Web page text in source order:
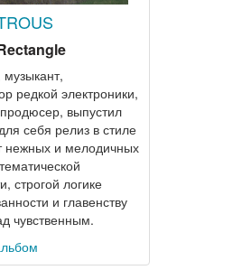
редкой электроники,
выпустил
себя релиз в стиле
нежных и мелодичных
строгой логике
и главенству
чувственным.